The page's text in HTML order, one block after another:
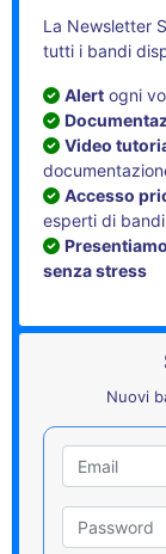
La Newsletter
tutti i bandi
Alert ogni
Video
Accesso
esperti di bandi
senza stress
Nuovi